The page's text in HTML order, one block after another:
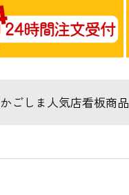
かごしま人気店看板商品